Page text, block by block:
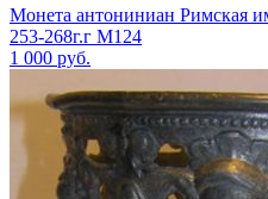
Монета антониниан Римская
253-268г.г М124
1 000 руб.